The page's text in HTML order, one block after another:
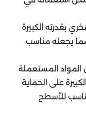
بقدرته الكبيرة
مما يجعله مناسب
المواد المستعملة
على الحماية
للأسطح